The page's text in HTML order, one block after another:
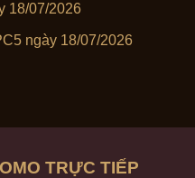
18/07/2026
ngày 18/07/2026
TRỰC TIẾP